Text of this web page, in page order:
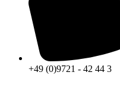
+49 (0)9721 - 42 44 3